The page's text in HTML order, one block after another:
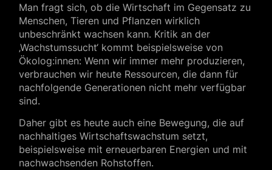
Man fragt sich, ob die Wirtschaft im Gegensatz zu
Menschen, Tieren und Pflanzen wirklich
unbeschränkt wachsen kann. Kritik an der
‚Wachstumssucht‘ kommt beispielsweise von
Ökolog:innen: Wenn wir immer mehr produzieren,
verbrauchen wir heute Ressourcen, die dann für
nachfolgende Generationen nicht mehr verfügbar
sind.
Daher gibt es heute auch eine Bewegung, die auf
nachhaltiges Wirtschaftswachstum setzt,
beispielsweise mit erneuerbaren Energien und mit
nachwachsenden Rohstoffen.